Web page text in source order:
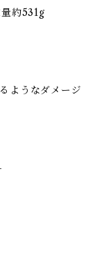
約531g
ようなダメージ